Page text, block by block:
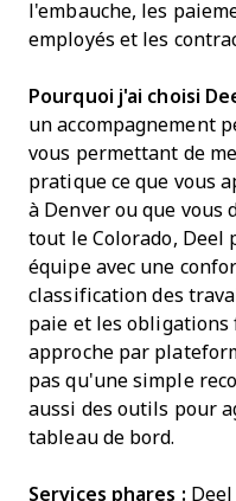
l'embauche, les
employés et les
Pourquoi j'ai choisi
un accompagnement
vous permettant de
pratique ce que vous
à Denver ou que vous
tout le Colorado, Deel
équipe avec une
classification des
paie et les obligations
approche par
pas qu'une simple
aussi des outils pour
tableau de bord.
Services phares :